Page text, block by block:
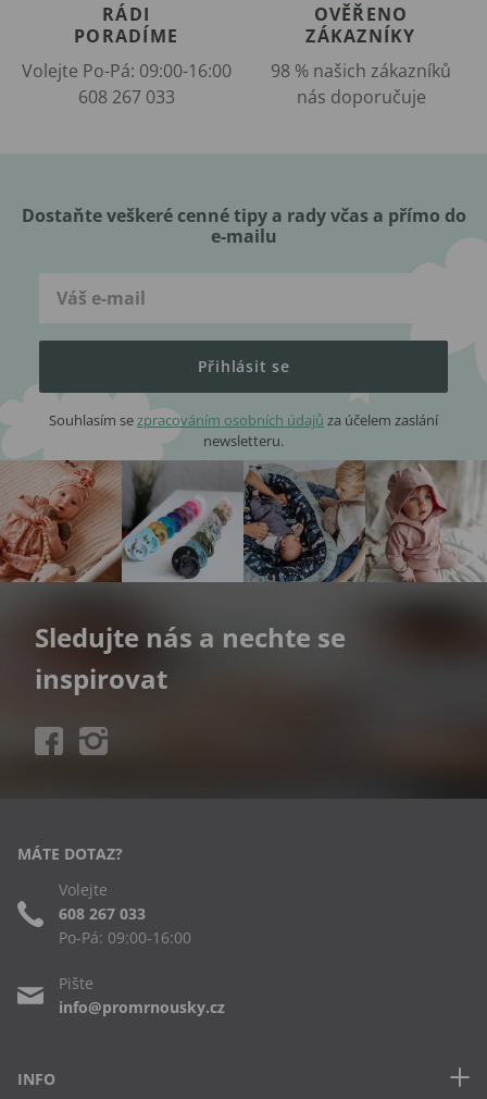
RÁDI
PORADÍME
Volejte Po-Pá: 09:00-16:00
608 267 033
OVĚŘENO
ZÁKAZNÍKY
98 % našich zákazníků
nás doporučuje
Dostaňte veškeré cenné tipy a rady včas a přímo do
e-mailu
Přihlásit se
Souhlasím sezpracováním osobních údajů za účelem zaslání
newsletteru.
Sledujte nás a nechte se
inspirovat
INFO
MÁTE DOTAZ?
Volejte
608 267 033
Po-Pá: 09:00-16:00
Pište
info@promrnousky.cz